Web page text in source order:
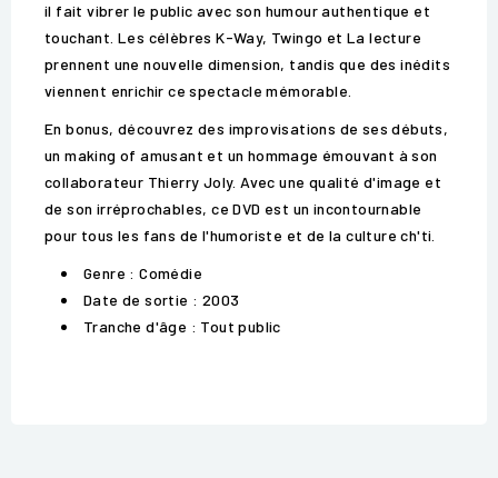
il fait vibrer le public avec son humour authentique et
touchant. Les célèbres K-Way, Twingo et La lecture
prennent une nouvelle dimension, tandis que des inédits
viennent enrichir ce spectacle mémorable.
En bonus, découvrez des improvisations de ses débuts,
un making of amusant et un hommage émouvant à son
collaborateur Thierry Joly. Avec une qualité d'image et
de son irréprochables, ce DVD est un incontournable
pour tous les fans de l'humoriste et de la culture ch'ti.
Genre : Comédie
Date de sortie : 2003
Tranche d'âge : Tout public